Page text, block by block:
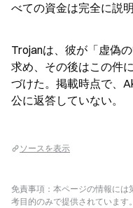
べての資金は完全に説
Trojanは、彼が「虚偽
求め、その後はこの件
づけた。掲載時点で、
公に返答していない。
ソースを表示
免責事項：本ページの情報には
考目的のみで提供されていま